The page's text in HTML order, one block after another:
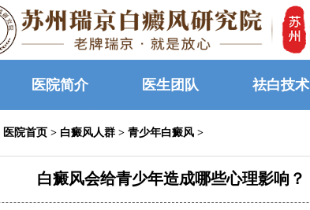
医院简介 医生团队 祛白技术
医院首页 > 白癜风人群 > 青少年白癜风 >
白癜风会给青少年造成哪些心理影响？